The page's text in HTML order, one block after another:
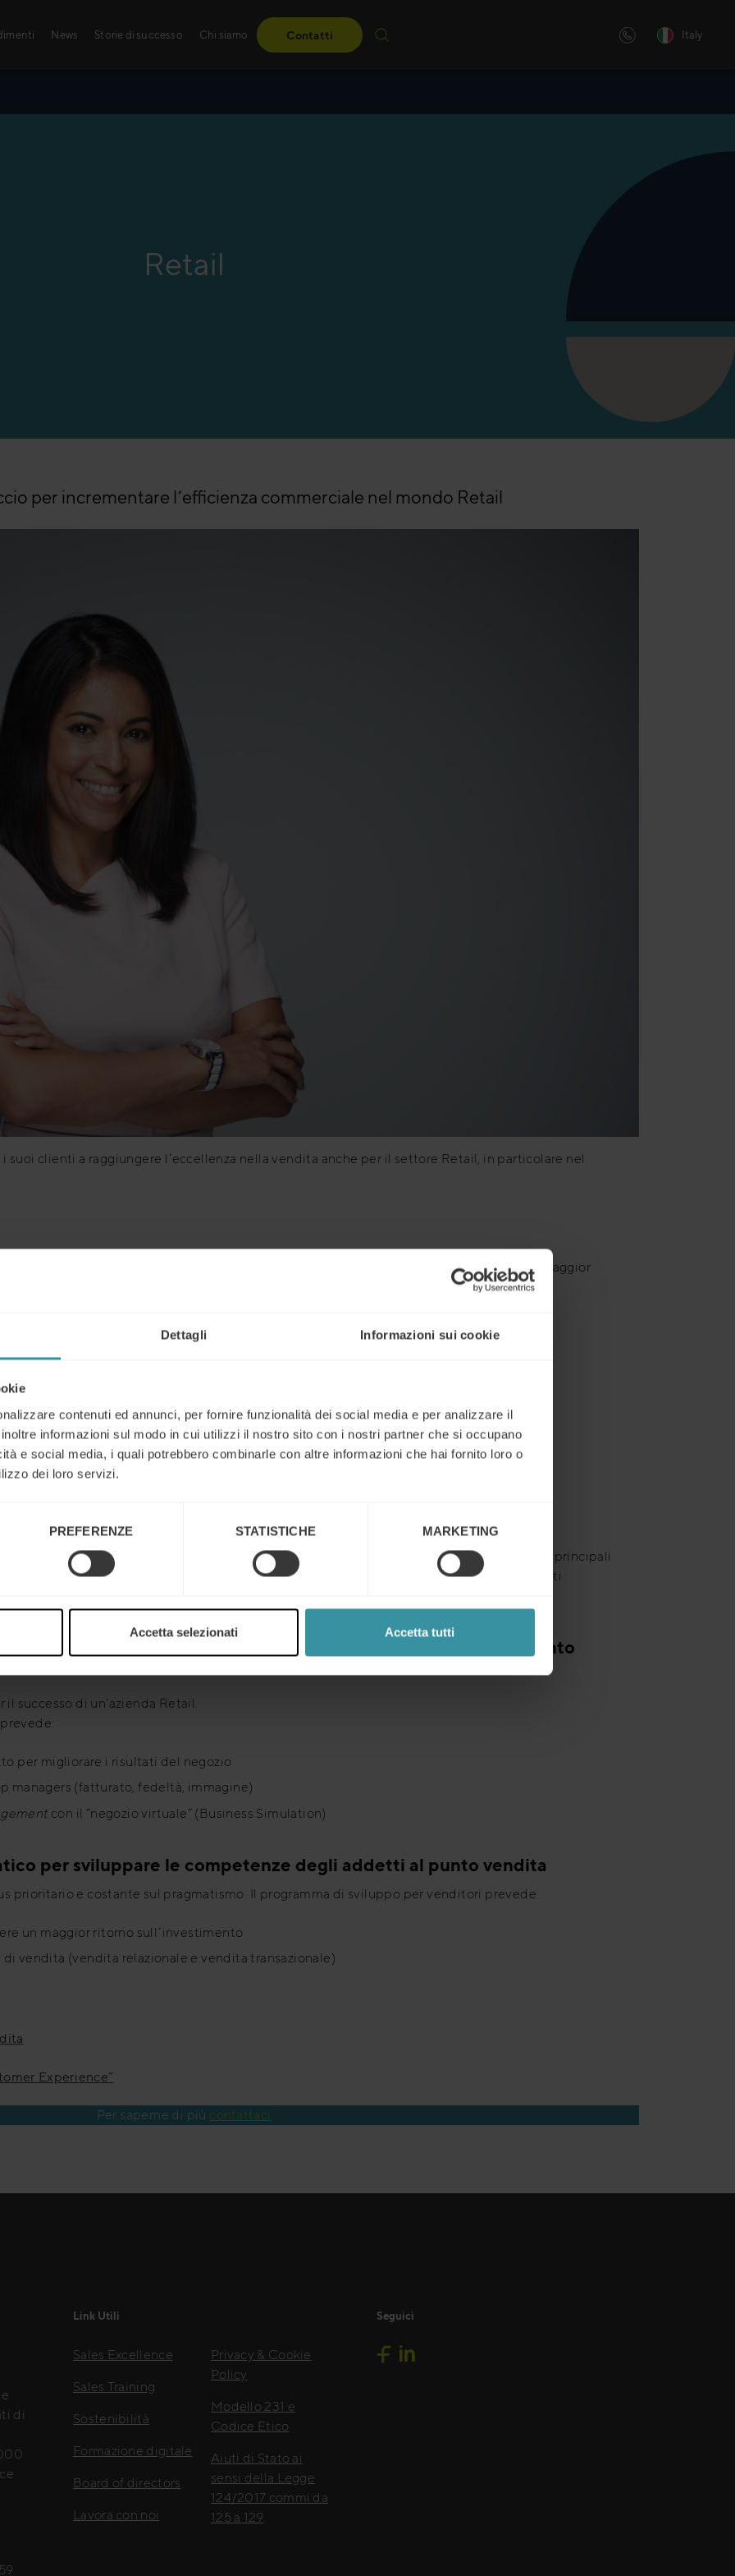
Dettagli Informazioni sui cookie
contenuti ed annunci, per fornire funzionalità dei social media e per analizzare il
informazioni sul modo in cui utilizzi il nostro sito con i nostri partner che si occupano
e social media, i quali potrebbero combinarle con altre informazioni che hai fornito loro o
dei loro servizi.
PREFERENZE STATISTICHE MARKETING
Accetta selezionati Accetta tutti
News Storie di successo
Scopri di più
Chi siamo Contatti Italy
Retail
per incrementare l’efficienza commerciale nel mondo Retail
clienti a raggiungere l’eccellenza nella vendita anche per il settore Retail, in particolare nel:
progetto di sviluppo è l’individuazione delle
che producono il maggior
dedicati al settore Retail:
dei venditori
di vendita e dei team commerciali
Mercuri International offre il valore aggiunto della propria esperienza per individuare le principali
In più supporta il cliente nella definizione e realizzazione di piani di azione concreti volti
per sviluppare le competenze per la gestione efficace di un punto
successo di un’azienda Retail.
per migliorare i risultati del negozio
managers (fatturato, fedeltà, immagine)
con il “negozio virtuale” (Business Simulation)
per sviluppare le competenze degli addetti al punto vendita
prioritario e costante sul pragmatismo. Il programma di sviluppo per venditori prevede:
un maggior ritorno sull’investimento
vendita (vendita relazionale e vendita transazionale)
Experience”
Per saperne di più contattaci
di
Link Utili
Sales Excellence
Sales Training
Sostenibilità
Formazione digitale
Board of directors
Lavora con noi
Privacy & Cookie
Policy
Modello 231 e
Codice Etico
Aiuti di Stato ai
sensi della Legge
124/2017 commi da
125 a 129
Seguici